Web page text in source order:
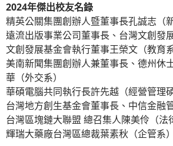
2024年傑出校友名錄
精英公關集團創辦人暨董事長孔誠志（新
遠流出版事業公司董事長、台灣文創發
文創發展基金會執行董事王榮文（教育
美南新聞集團創辦人兼董事長、德州休
華（外交系）
華碩電腦共同執行長許先越（經營管理碩
台灣地方創生基金會董事長、中信金融
台灣區塊鏈大聯盟 總召集人陳美伶（法
輝瑞大藥廠台灣區總裁葉素秋（企管系）